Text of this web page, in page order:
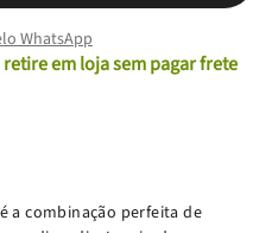
WhatsApp
retire em loja sem pagar frete
é a combinação perfeita de